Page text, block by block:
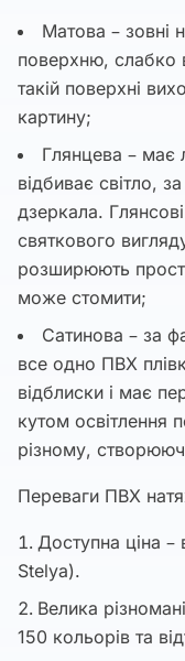
Матова – зовні
поверхню, слабко
такій поверхні
картину;
Глянцева – має
відбиває світло,
дзеркала.
святкового
розширюють
може стомити;
Сатинова – за
все одно ПВХ
відблиски і має
кутом освітлення
різному,
Переваги ПВХ
Доступна ціна –
Stelya).
Велика
150 кольорів та